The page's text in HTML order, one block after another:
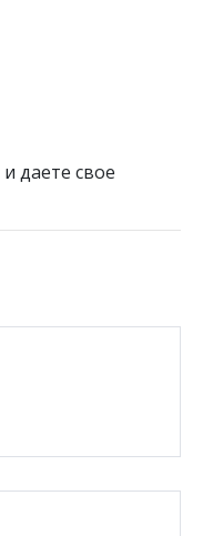
и даете свое